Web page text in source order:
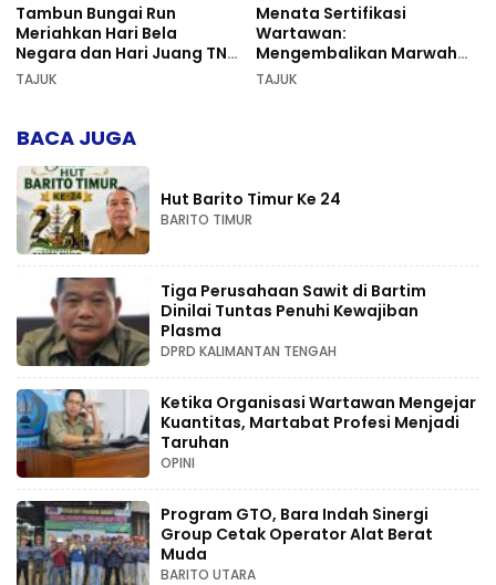
Tambun Bungai Run
Meriahkan Hari Bela
Negara dan Hari Juang TNI
AD di Palangka Raya
TAJUK
Menata Sertifikasi
Wartawan:
Mengembalikan Marwah
Pers dan Keadilan
TAJUK
BACA JUGA
Hut Barito Timur Ke 24
BARITO TIMUR
Tiga Perusahaan Sawit di Bartim
Dinilai Tuntas Penuhi Kewajiban
Plasma
DPRD KALIMANTAN TENGAH
Ketika Organisasi Wartawan Mengejar
Kuantitas, Martabat Profesi Menjadi
Taruhan
OPINI
Program GTO, Bara Indah Sinergi
Group Cetak Operator Alat Berat
Muda
BARITO UTARA